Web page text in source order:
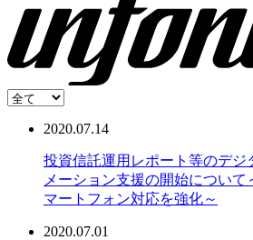
2020.07.14
投資信託運用レポート等のデジ
メーション支援の開始について
マートフォン対応を強化～
2020.07.01